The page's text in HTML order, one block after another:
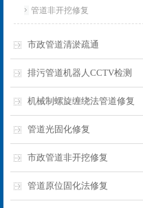
管道非开挖修复
市政管道清淤疏通
排污管道机器人CCTV检测
机械制螺旋缠绕法管道修复
管道光固化修复
市政管道非开挖修复
管道原位固化法修复